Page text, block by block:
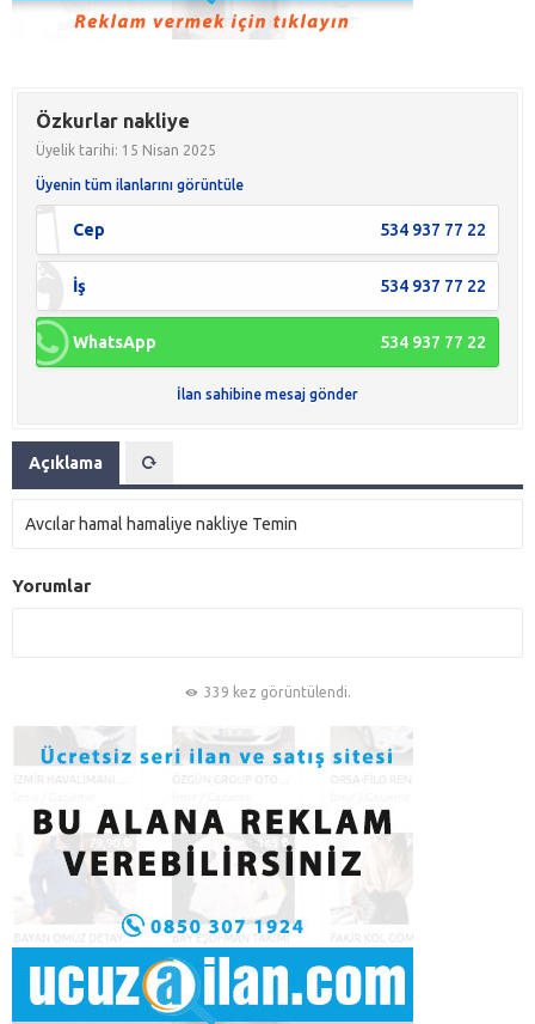
Özkurlar nakliye
Üyelik tarihi: 15 Nisan 2025
Üyenin tüm ilanlarını görüntüle
Cep 534 937 77 22
İş 534 937 77 22
WhatsApp 534 937 77 22
İlan sahibine mesaj gönder
Açıklama
Avcılar hamal hamaliye nakliye Temin
Yorumlar
339 kez görüntülendi.